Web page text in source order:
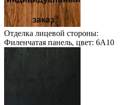
Отделка лицевой стороны:
Филенчатая панель, цвет: 6А10